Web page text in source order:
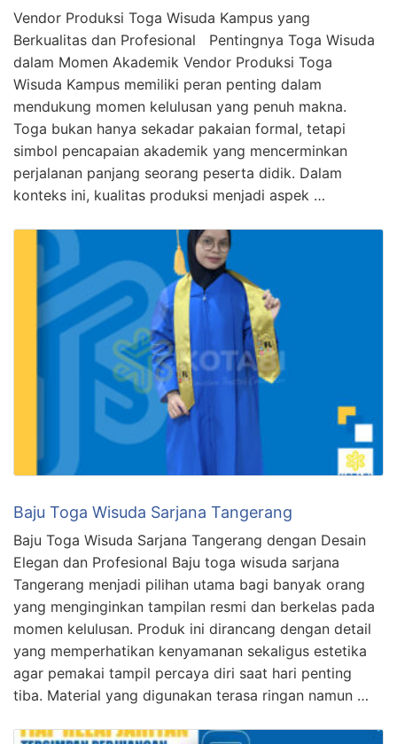
Vendor Produksi Toga Wisuda Kampus yang
Berkualitas dan Profesional Pentingnya Toga Wisuda
dalam Momen Akademik Vendor Produksi Toga
Wisuda Kampus memiliki peran penting dalam
mendukung momen kelulusan yang penuh makna.
Toga bukan hanya sekadar pakaian formal, tetapi
simbol pencapaian akademik yang mencerminkan
perjalanan panjang seorang peserta didik. Dalam
konteks ini, kualitas produksi menjadi aspek …
Baju Toga Wisuda Sarjana Tangerang
Baju Toga Wisuda Sarjana Tangerang dengan Desain
Elegan dan Profesional Baju toga wisuda sarjana
Tangerang menjadi pilihan utama bagi banyak orang
yang menginginkan tampilan resmi dan berkelas pada
momen kelulusan. Produk ini dirancang dengan detail
yang memperhatikan kenyamanan sekaligus estetika
agar pemakai tampil percaya diri saat hari penting
tiba. Material yang digunakan terasa ringan namun …